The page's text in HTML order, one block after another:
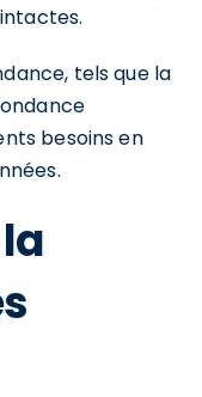
tels que la
besoins en